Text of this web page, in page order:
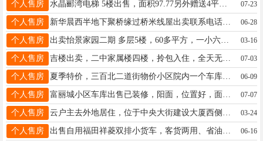
个人售房 水晶郦湾电梯 5楼出售，面积97.77另外赠送4平方，室内家电家具齐全拎包入住，联系电话18724362322 07-23
个人售房 新华晨西半地下聚桥缘过桥米线屋出卖联系电话☎️18746527881 06-28
个人售房 出卖怡景家园二期 多层5楼，60多平方，一小六中学区房，小区管理好，干净整洁，供暖特别好，拎包入住，价格15.8万，电话:13763716554微信同步 03-16
个人售房 吉楼出卖，二中家属楼四楼，拎包入住，全天无遮挡光线好，面积121㎡，有照，不山不顶，价格面议，非诚勿扰。联系电话18945536808 18745572148 07-03
个人售房 夏季特价，三百北二道街物价小区院内一个车库3个小仓房一共6万元出售，13339453438 06-09
个人售房 07-07
个人售房 03-24
个人售房 06-16